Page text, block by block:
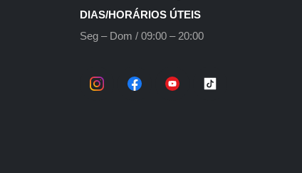
DIAS/HORÁRIOS ÚTEIS
Seg – Dom / 09:00 – 20:00